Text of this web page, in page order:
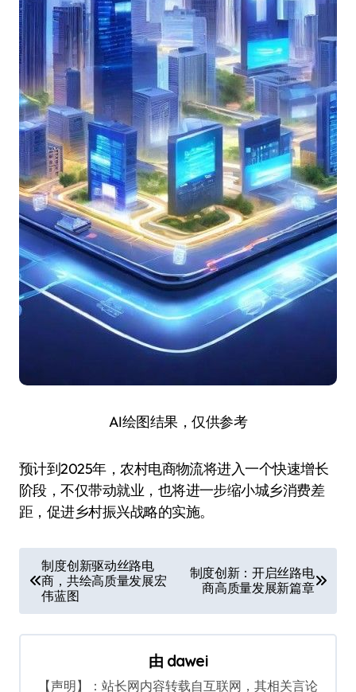
AI绘图结果，仅供参考
预计到2025年，农村电商物流将进入一个快速增长
阶段，不仅带动就业，也将进一步缩小城乡消费差
距，促进乡村振兴战略的实施。
章
导
航
制度创新驱动丝路电
商，共绘高质量发展宏
伟蓝图
制度创新：开启丝路电
商高质量发展新篇章
由 dawei
【声明】：站长网内容转载自互联网，其相关言论